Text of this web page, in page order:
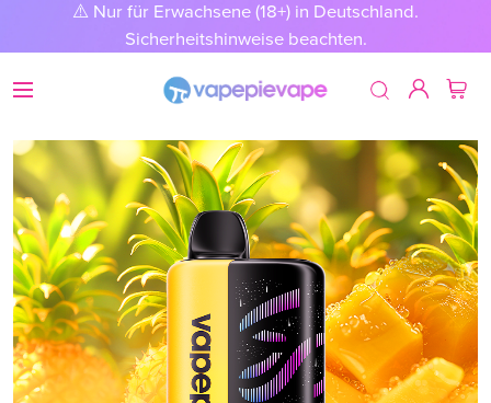
⚠️ Nur für Erwachsene (18+) in Deutschland.
Sicherheitshinweise beachten.